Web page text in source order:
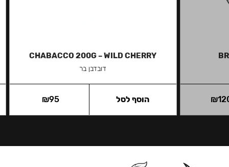
₪
CHABACCO 200G – WILD CHERRY
דובדבן בר
₪95 הוסף לסל